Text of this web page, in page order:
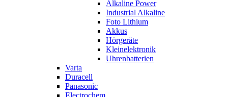
Alkaline Power
Industrial Alkaline
Foto Lithium
Akkus
Hörgeräte
Kleinelektronik
Uhrenbatterien
Varta
Duracell
Panasonic
Electrochem